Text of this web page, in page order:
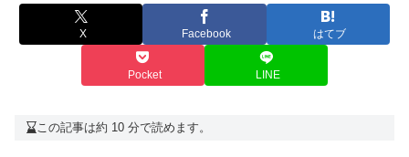
X Facebook はてブ
Pocket LINE
この記事は約 10 分で読めます。